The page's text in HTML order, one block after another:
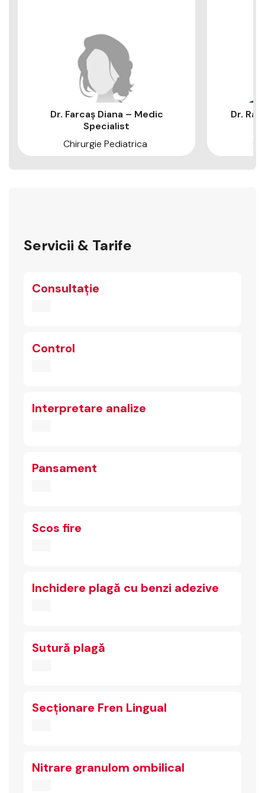
Dr. Farcaș Diana – Medic
Specialist
Chirurgie Pediatrica
Dr.
Servicii & Tarife
Consultație
Control
Interpretare analize
Pansament
Scos fire
Inchidere plagă cu benzi adezive
Sutură plagă
Secționare Fren Lingual
Nitrare granulom ombilical